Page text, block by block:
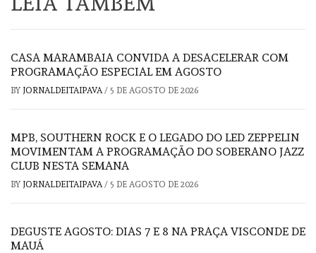
CASA MARAMBAIA CONVIDA A DESACELERAR COM
PROGRAMAÇÃO ESPECIAL EM AGOSTO
BY JORNALDEITAIPAVA/ 5 DE AGOSTO DE 2026
MPB, SOUTHERN ROCK E O LEGADO DO LED ZEPPELIN
MOVIMENTAM A PROGRAMAÇÃO DO SOBERANO JAZZ
CLUB NESTA SEMANA
BY JORNALDEITAIPAVA/ 5 DE AGOSTO DE 2026
DEGUSTE AGOSTO: DIAS 7 E 8 NA PRAÇA VISCONDE DE
MAUÁ